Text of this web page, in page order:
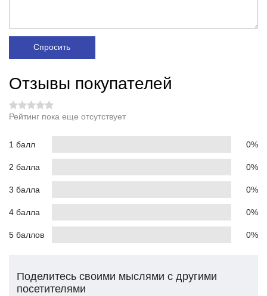
Спросить
Отзывы покупателей
Рейтинг пока еще отсутствует
1 балл 0%
2 балла 0%
3 балла 0%
4 балла 0%
5 баллов 0%
Поделитесь своими мыслями с другими
посетителями